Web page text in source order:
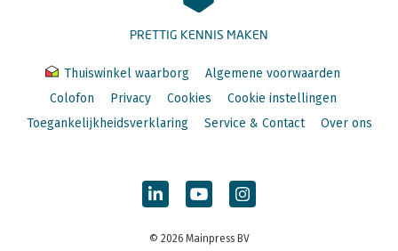
PRETTIG KENNIS MAKEN
Thuiswinkel waarborg
Algemene voorwaarden
Colofon
Privacy Cookies
Cookie instellingen
Toegankelijkheidsverklaring
Service & Contact Over ons
© 2026 Mainpress BV